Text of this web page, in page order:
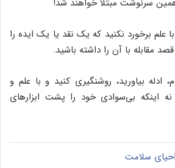
سرنوشت مبتلا خواهند شد!
با علم برخورد نکنید که یک نقد یا یک ایده را
مقابله با آن را داشته باشید.
ادله بیاورید، روشنگیری کنید و با علم و
اینکه بی‌سوادی خود را پشت ابزارهای
سلامت